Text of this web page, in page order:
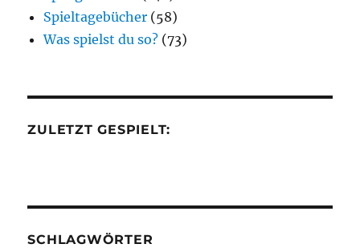
Spieltagebücher (58)
Was spielst du so? (73)
ZULETZT GESPIELT:
SCHLAGWÖRTER